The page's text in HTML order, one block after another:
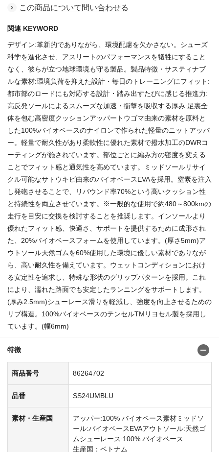
この商品について問い合わせる
関連 KEYWORD
デザイン:革新的でありながら、環境配慮を欠かさない。シューズ
科学を進化させ、アスリートのパフォーマンスを犠牲にすること
なく、彼らが立つ地球環境も守る製品。製品特徴・サスティナブ
ルな素材:環境負荷を抑えた設計・毎日のトレーニングにフィット:
都市部のロードにも対応する設計・踏み出すたびに感じる推進力:
高反発ソールによるスムーズな加速・衝撃を吸収する厚み:足裏全
体を包む高密度クッションアッパートウゴマ由来の素材を原料と
した100%バイオベースのナイロンで作られた軽量のニットアッパ
ー。軽量で耐久性があり柔軟性に優れた素材で撥水加工のDWRコ
ーティングが施されています。部位ごとに編み方の密度を変える
ことでフィット感と通気性を高めています。ミッドソールリサイ
クル可能なサトウキビ由来のバイオベースEVAを採用。窒素を注入
し発砲させることで、リバウンド率70%という高いクッション性
と持続性を両立させています。※一般的な使用で約480～800kmの
走行を目安に交換を検討することを推奨します。インソールより
優れたフィット感、快適さ、サポートを提供するために成形され
た、20%バイオベースフォームを使用しています。(厚さ5mm)ア
ウトソール天然ゴムを60%使用した環境に優しい素材でありなが
ら、高い耐久性を備えています。ウェットコンディションにおけ
る安定性を追求し、特殊な形状のグリップパターンを採用。これ
により、濡れた路面でも安定したランニングをサポートします。
(厚み2.5mm)シューレース滑りを軽減し、強度を向上させるための
リブ構造。100%バイオベースのテンセルTMリヨセル製を採用し
ています。(幅6mm)
特徴
商品番号 86264702
品番 SS24UMBLU
素材・生産国
アッパー:100% バイオベース素材ミッドソ
ール:バイオベースEVAアウトソール:天然ゴ
ムシューレース:100% バイオベース
生産国：ベトナム